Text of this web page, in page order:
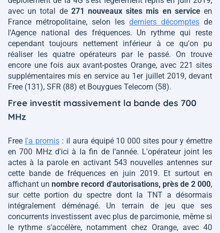
avec un total de 271 nouveaux sites mis en serviceen
France métropolitaine, selon les derniers décomptes de
l'Agence national des fréquences. Un rythme qui reste
cependant toujours nettement inférieur à ce qu'on pu
réaliser les quatre opérateurs par le passé. On trouve
encore une fois aux avant-postes Orange, avec 221 sites
supplémentaires mis en service au 1er juillet 2019, devant
Free (131), SFR (88) et Bouygues Telecom (58).
Free investit massivement la bande des 700
MHz
Free l'a promis: il aura équipé 10 000 sites pour y émettre
en 700 MHz d'ici à la fin de l'année. L'opérateur joint les
actes à la parole en activant 543 nouvelles antennes sur
cette bande de fréquences en juin 2019. Et surtout en
affichant unnombre record d'autorisations, près de 2 000,
sur cette portion du spectre dont la TNT a désormais
intégralement déménagé. Un terrain de jeu que ses
concurrents investissent avec plus de parcimonie, même si
le rythme s'accélère, notamment chez Orange, avec 40